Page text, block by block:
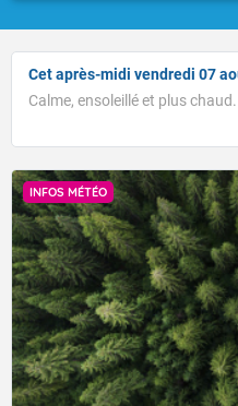
Cet après-midi vendredi 07
Calme, ensoleillé et plus chaud.
INFOS MÉTÉO